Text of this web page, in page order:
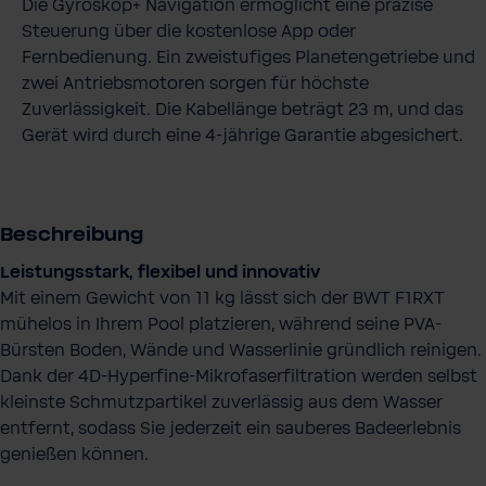
Die Gyroskop+ Navigation ermöglicht eine präzise
Steuerung über die kostenlose App oder
Fernbedienung. Ein zweistufiges Planetengetriebe und
zwei Antriebsmotoren sorgen für höchste
Zuverlässigkeit. Die Kabellänge beträgt 23 m, und das
Gerät wird durch eine 4-jährige Garantie abgesichert.
Beschreibung
Leistungsstark, flexibel und innovativ
Mit einem Gewicht von 11 kg lässt sich der BWT F1RXT
mühelos in Ihrem Pool platzieren, während seine PVA-
Bürsten Boden, Wände und Wasserlinie gründlich reinigen.
Dank der 4D-Hyperfine-Mikrofaserfiltration werden selbst
kleinste Schmutzpartikel zuverlässig aus dem Wasser
entfernt, sodass Sie jederzeit ein sauberes Badeerlebnis
genießen können.